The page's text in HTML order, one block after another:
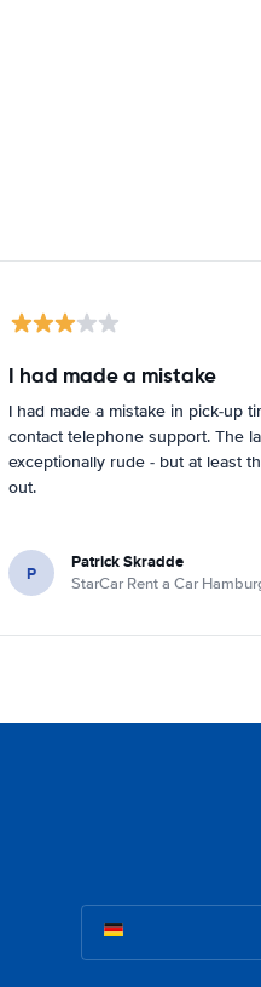
I had made a mistake
I had made a mistake in pick-up
contact telephone support. The
exceptionally rude - but at least
out.
P Patrick Skradde
StarCar Rent a Car